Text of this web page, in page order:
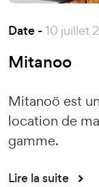
Date -10 juillet
Mitanoo
Mitanoö est
location de
gamme.
Lire la suite